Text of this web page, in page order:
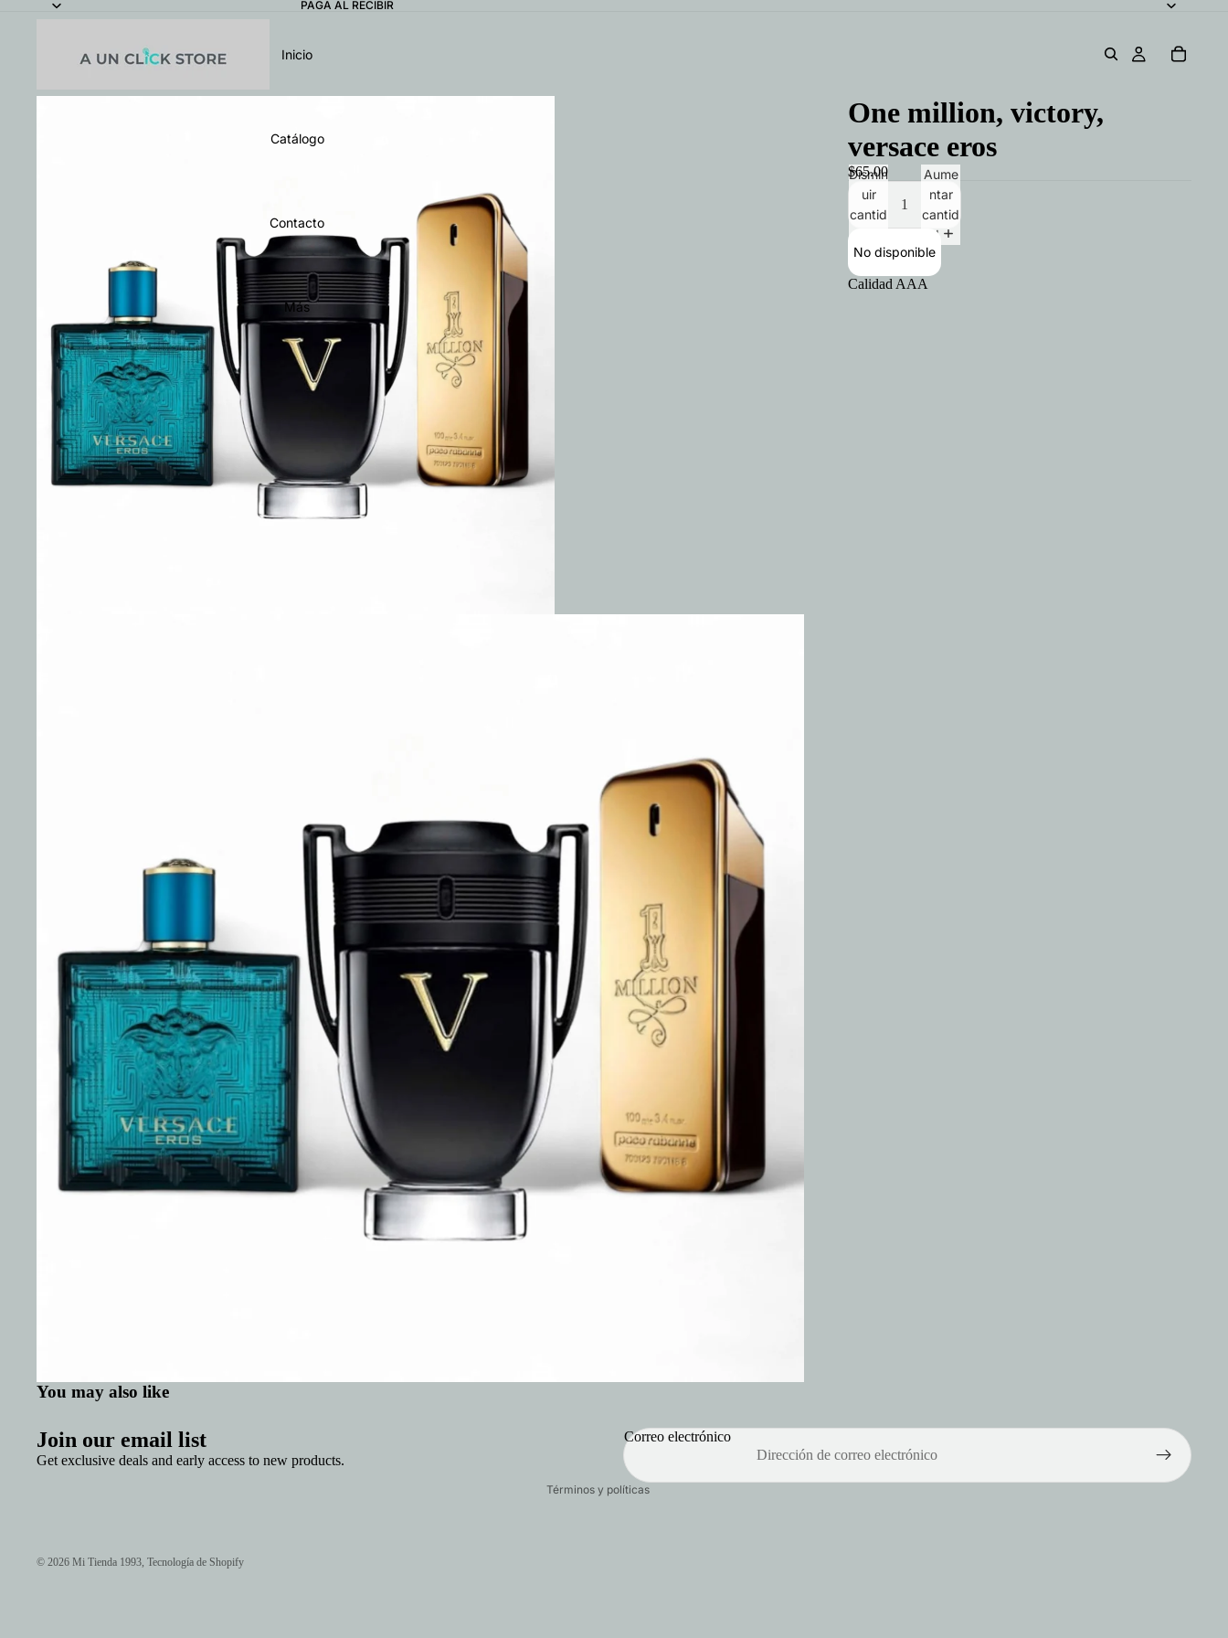
PAGA AL RECIBIR
Inicio
Catálogo
Contacto
Más
One million, victory,
versace eros
$65.00
Dismin
uir
cantid
Aume
ntar
cantid
ad
No disponible
Calidad AAA
You may also like
Join our email list
Get exclusive deals and early access to new products.
Correo electrónico
© 2026 Mi Tienda 1993 Tecnología de Shopify
Términos y políticas
Política de reembolso
Política de envío